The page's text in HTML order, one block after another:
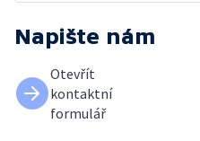
Napište nám
Otevřít
kontaktní
formulář